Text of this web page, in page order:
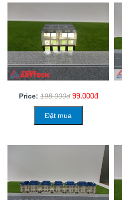
Price: 198.000đ 99.000đ
Đặt mua